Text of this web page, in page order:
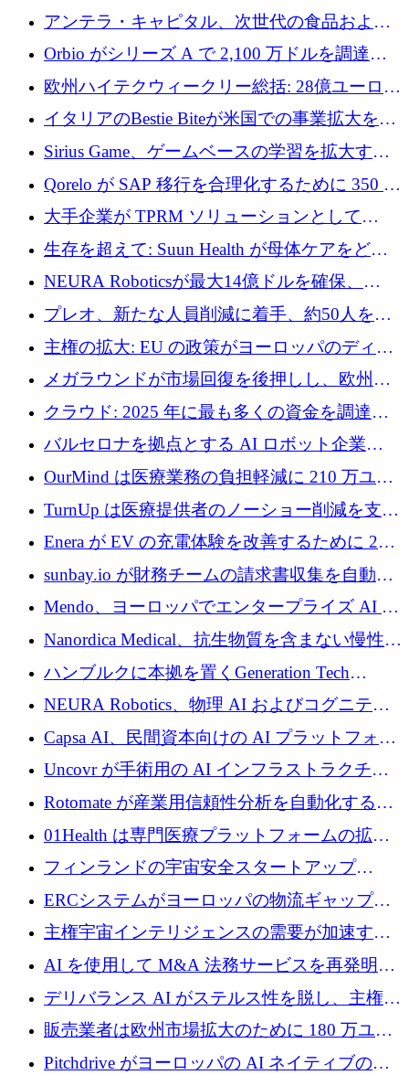
者補助金で 10 周年を迎える
アンテラ・キャピタル、次世代の食品および
アグリテクノロジーのイノベーションを支援
するファンド III の初回クローズ額が 1 億ドル
に到達
Orbio がシリーズ A で 2,100 万ドルを調達、
AI 労働力管理を世界の最前線の労働者に提供
欧州ハイテクウィークリー総括: 28億ユーロの
取引と5月のハイライト
イタリアのBestie Biteが米国での事業拡大を加
速するために150万ユーロを調達
Sirius Game、ゲームベースの学習を拡大する
ために 130 万ユーロの資金調達を完了
Qorelo が SAP 移行を合理化するために 350 万
ドルを調達
大手企業が TPRM ソリューションとして
Vanta を選択する理由
生存を超えて: Suun Health が母体ケアをどの
ように再考しているか
NEURA Roboticsが最大14億ドルを確保、
Bending Spoonsが米国IPOを申請、英国首相が
4億ポンドのチップ計画を発表
プレオ、新たな人員削減に着手、約50人を解
雇
主権の拡大: EU の政策がヨーロッパのディー
プテック戦略をどのように再構築しているか
メガラウンドが市場回復を後押しし、欧州の
ハイテク資金調達は5月に105億ユーロに回復
クラウド: 2025 年に最も多くの資金を調達し
た 10 社
バルセロナを拠点とする AI ロボット企業
Theker が 8,500 万ドルを調達
OurMind は医療業務の負担軽減に 210 万ユー
ロを寄付
TurnUp は医療提供者のノーショー削減を支援
するために 200 万ユーロを調達
Enera が EV の充電体験を改善するために 200
万ドルを調達
sunbay.io が財務チームの請求書収集を自動化
するために 55 万ユーロを調達
Mendo、ヨーロッパでエンタープライズ AI 導
入を拡大するために 1,200 万ユーロを確保
Nanordica Medical、抗生物質を含まない慢性創
傷治療薬を市場に投入するために 160 万ユー
ロを調達
ハンブルクに本拠を置くGeneration Tech
Partnersが5,000万ユーロのAIロールアップファ
NEURA Robotics、物理 AI およびコグニティ
ブ ロボティクス プラットフォームを拡張する
ためにシリーズ C で最大 14 億ドルを確保
Capsa AI、民間資本向けの AI プラットフォー
ムを拡大するために 1,800 万ドルを調達
Uncovr が手術用の AI インフラストラクチャ
を構築するために 700 万ドルを調達
Rotomate が産業用信頼性分析を自動化するた
めに 210 万ユーロを調達
01Health は専門医療プラットフォームの拡大
に 1,500 万ドルを確保
フィンランドの宇宙安全スタートアップ
Aavuus が、スペースデブリ追跡に取り組むプ
レシード資金を獲得
ERCシステムがヨーロッパの物流ギャップを
埋めるために設計された重量物運搬用eVTOL
であるVictorを発表
主権宇宙インテリジェンスの需要が加速する
中、ICEYEは評価額100億ユーロ以上で4億
5,000万ユーロを調達
AI を使用して M&A 法務サービスを再発明す
るために 110 万ユーロを適切に確保
デリバランス AI がステルス性を脱し、主権の
あるエンタープライズ AI を強化
販売業者は欧州市場拡大のために 180 万ユー
ロを確保
Pitchdrive がヨーロッパの AI ネイティブの創